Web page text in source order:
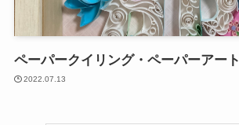
ペーパークイリング・ペーパーアート
2022.07.13